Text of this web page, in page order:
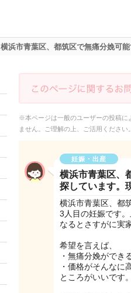
横浜市青葉区、都筑区で無痛分娩可
※本ページは一般のユーザーの投稿に
ません。ご理解の上、ご活用ください。
妊娠・出産
横浜市青葉区、
探しています。
横浜市青葉区、都
3人目の妊娠です
なるとさすがに実
希望を言えば、
・無痛分娩ができ
・価格がそんなに
ところがいいです。